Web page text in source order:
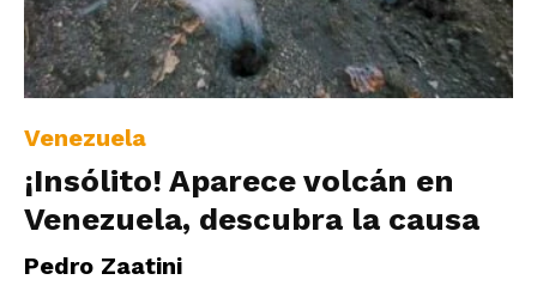
Venezuela
¡Insólito! Aparece volcán en
Venezuela, descubra la causa
Pedro Zaatini